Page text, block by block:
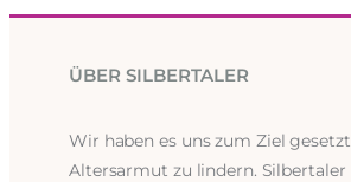
ÜBER SILBERTALER
Wir haben es uns zum Ziel
Altersarmut zu lindern. Silbertaler